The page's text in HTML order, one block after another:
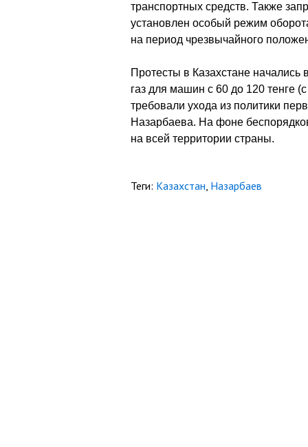
транспортных средств. Также
установлен особый режим
на период чрезвычайного
Протесты в Казахстане начались
газ для машин с 60 до 120 тенге
требовали ухода из политики
Назарбаева. На фоне
на всей территории страны.
Теги: Казахстан, Назарбаев